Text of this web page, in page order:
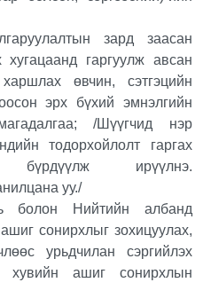
зард заасан
гаргуулж авсан
өвчин, сэтгэцийн
эрх бүхий эмнэлгийн
/Шүүгчид нэр
тодорхойлолт гаргах
ирүүлнэ.
уу./
болон Нийтийн албанд
сонирхлыг зохицуулах,
урьдчилан сэргийлэх
хувийн ашиг сонирхлын